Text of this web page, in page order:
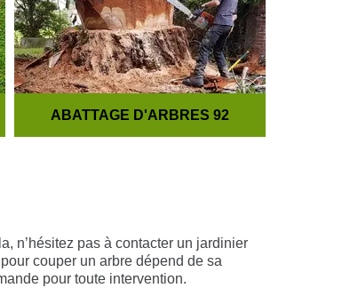
ABATTAGE D'ARBRES 92
n’hésitez pas à contacter un jardinier
couper un arbre dépend de sa
pour toute intervention.